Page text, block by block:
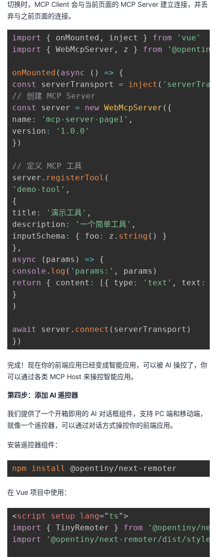
切换时，MCP Client 会与当前页面的 MCP Server 建立连接，并丢
弃与之前页面的连接。
import { onMounted , inject } from
'vue'
import
{ WebMcpServer , z } from
onMounted ( async ( ) =>
{
const
serverTransport = inject (
// 创建 MCP Server
const
server = new WebMcpServer ( {
name : 'mcp-server-page1' ,
version :
'1.0.0'
} )
// 定义 MCP 工具
server . registerTool (
'demo-tool' ,
{
title : '演示工具' ,
description : '一个简单工具' ,
inputSchema : { foo : z . string ( )
}
} ,
async
( params ) =>
{
console . log ( 'params:' , params )
return
{ content : [ { type : 'text' , text :
}
)
await server . connect ( serverTransport )
} )
完成！现在你的前端应用已经变成智能应用，可以被 AI 操控了，你
可以通过各类 MCP Host 来操控智能应用。
第四步：添加 AI 遥控器
我们提供了一个开箱即用的 AI 对话框组件，支持 PC 端和移动端，
就像一个遥控器，可以通过对话方式操控你的前端应用。
安装遥控器组件：
npm install
在 Vue 项目中使用：
<script setup lang=" ts ">
import
{ TinyRemoter } from
'@opentiny/
import
'@opentiny/next-remoter/dist/